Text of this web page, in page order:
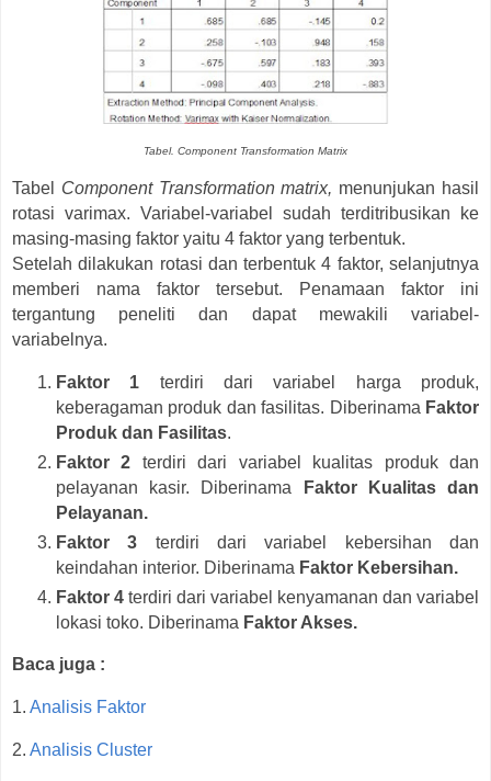
Tabel. Component Transformation Matrix
Tabel Component Transformation matrix, menunjukan hasil
rotasi varimax. Variabel-variabel sudah terditribusikan ke
masing-masing faktor yaitu 4 faktor yang terbentuk.
Setelah dilakukan rotasi dan terbentuk 4 faktor, selanjutnya
memberi nama faktor tersebut. Penamaan faktor ini
tergantung peneliti dan dapat mewakili variabel-
variabelnya.
Faktor 1 terdiri dari variabel harga produk,
keberagaman produk dan fasilitas. Diberinama Faktor
Produk dan Fasilitas.
Faktor 2 terdiri dari variabel kualitas produk dan
pelayanan kasir. Diberinama
Faktor Kualitas dan
Pelayanan.
Faktor 3 terdiri dari variabel kebersihan dan
keindahan interior. Diberinama Faktor Kebersihan.
Faktor 4 terdiri dari variabel kenyamanan dan variabel
lokasi toko. Diberinama Faktor Akses.
Baca juga :
1. Analisis Faktor
2. Analisis Cluster